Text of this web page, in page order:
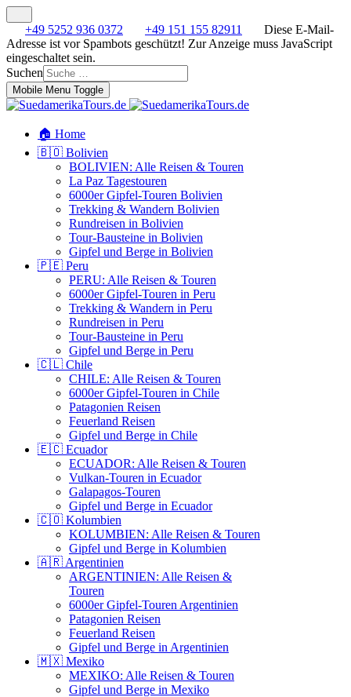
+49 5252 936 0372 +49 151 155 82911
Diese E-Mail-
Adresse ist vor Spambots geschützt! Zur Anzeige muss JavaScript
eingeschaltet sein.
Suchen
Mobile Menu Toggle
🏠 Home
🇧🇴 Bolivien
BOLIVIEN: Alle Reisen & Touren
La Paz Tagestouren
6000er Gipfel-Touren Bolivien
Trekking & Wandern Bolivien
Rundreisen in Bolivien
Tour-Bausteine in Bolivien
Gipfel und Berge in Bolivien
🇵🇪 Peru
PERU: Alle Reisen & Touren
6000er Gipfel-Touren in Peru
Trekking & Wandern in Peru
Rundreisen in Peru
Tour-Bausteine in Peru
Gipfel und Berge in Peru
🇨🇱 Chile
CHILE: Alle Reisen & Touren
6000er Gipfel-Touren in Chile
Patagonien Reisen
Feuerland Reisen
Gipfel und Berge in Chile
🇪🇨 Ecuador
ECUADOR: Alle Reisen & Touren
Vulkan-Touren in Ecuador
Galapagos-Touren
Gipfel und Berge in Ecuador
🇨🇴 Kolumbien
KOLUMBIEN: Alle Reisen & Touren
Gipfel und Berge in Kolumbien
🇦🇷 Argentinien
ARGENTINIEN: Alle Reisen &
Touren
6000er Gipfel-Touren Argentinien
Patagonien Reisen
Feuerland Reisen
Gipfel und Berge in Argentinien
🇲🇽 Mexiko
MEXIKO: Alle Reisen & Touren
Gipfel und Berge in Mexiko